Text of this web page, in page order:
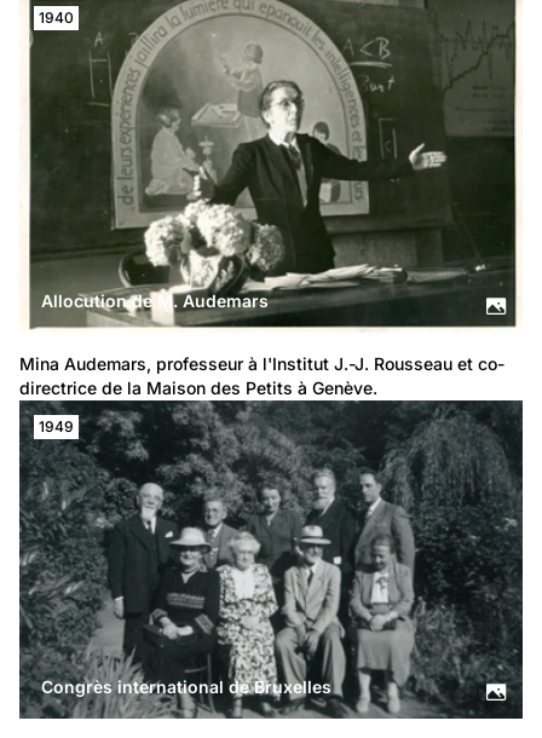
1940
Allocution de M. Audemars
Mina Audemars, professeur à l'Institut J.-J. Rousseau et co-
directrice de la Maison des Petits à Genève.
1949
Congrès international de Bruxelles